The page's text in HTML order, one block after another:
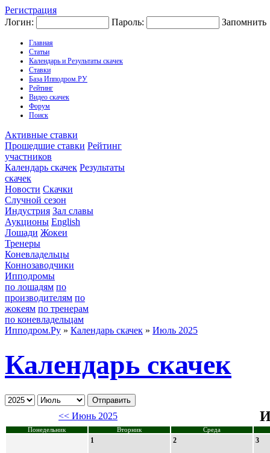
Регистрация
Логин:
Пароль: Запомнить
Главная
Статьи
Календарь и Результаты скачек
Ставки
База Ипподром.РУ
Рейтинг
Видео скачек
Форум
Поиск
Активные ставки
Прошедшие ставки Рейтинг
участников
Календарь скачек Результаты
скачек
Новости Скачки
Случной сезон
Индустрия Зал славы
Аукционы English
Лошади Жокеи
Тренеры
Коневладельцы
Коннозаводчики
Ипподромы
по лошадям по
производителям по
жокеям по тренерам
по коневладельцам
Ипподром.Ру » Календарь скачек » Июль 2025
Календарь скачек
<< Июнь 2025
Понедельник Вторник Среда
1 2 3